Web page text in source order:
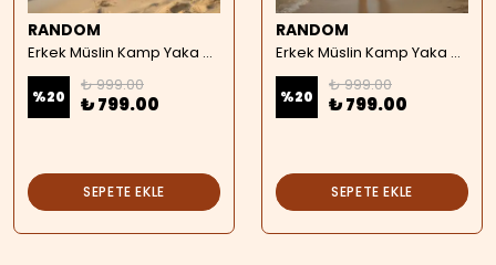
RANDOM
Erkek Müslin Kamp Yaka Kısa Kollu Gömlek - haki
%20
₺ 999.00
₺ 799.00
SEPETE EKLE
RANDOM
Erkek Müslin Kamp Yaka Kısa Kollu Gömlek - kahverengi
%20
₺ 999.00
₺ 799.00
SEPETE EKLE